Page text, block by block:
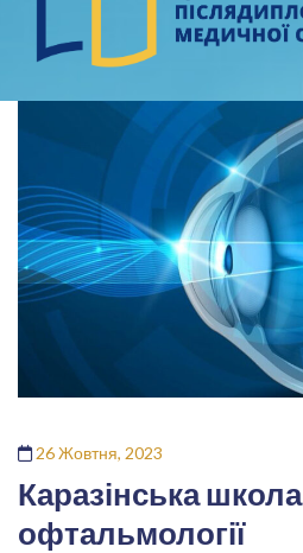
26 Жовтня, 2023
Каразінська школа
офтальмології